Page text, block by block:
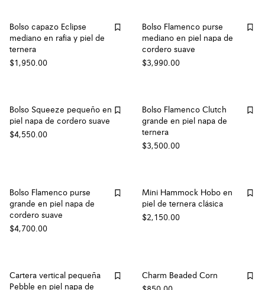
Bolso capazo Eclipse
mediano en rafia y piel de
ternera
$1,950.00
Bolso Flamenco purse
mediano en piel napa de
cordero suave
$3,990.00
Bolso Squeeze pequeño en
piel napa de cordero suave
$4,550.00
Bolso Flamenco Clutch
grande en piel napa de
ternera
$3,500.00
Bolso Flamenco purse
grande en piel napa de
cordero suave
$4,700.00
Mini Hammock Hobo en
piel de ternera clásica
$2,150.00
Cartera vertical pequeña
Pebble en piel napa de
Charm Beaded Corn